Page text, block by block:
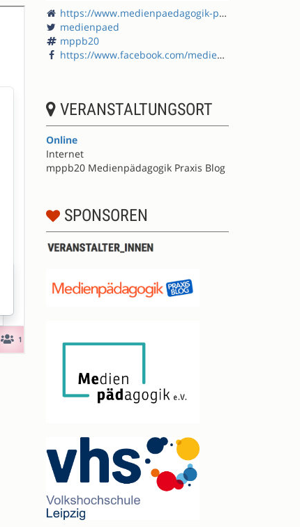
https://www.medienpaedagogik-praxis.de/
medienpaed
mppb20
https://www.facebook.com/medienpaedagogik/
VERANSTALTUNGSORT
Online
Internet
mppb20 Medienpädagogik Praxis Blog
SPONSOREN